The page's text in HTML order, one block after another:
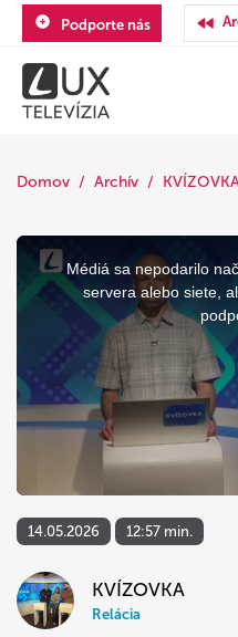
Podporte nás
Domov Archív
This
modal
window.
Médiá sa nepodarilo
servera alebo siete,
14.05.2026 12:57 min.
KVÍZOVKA
Relácia